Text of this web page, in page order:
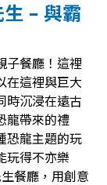
生 - 與霸
子餐廳！這裡
在這裡與巨大
時沉浸在遠古
龍帶來的禮
恐龍主題的玩
玩得不亦樂
餐廳，用創意